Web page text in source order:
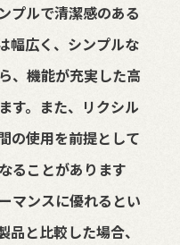
プルで清潔感のある
幅広く、シンプルな
、機能が充実した高
す。また、リクシル
の使用を前提として
ることがあります
マンスに優れるとい
品と比較した場合、